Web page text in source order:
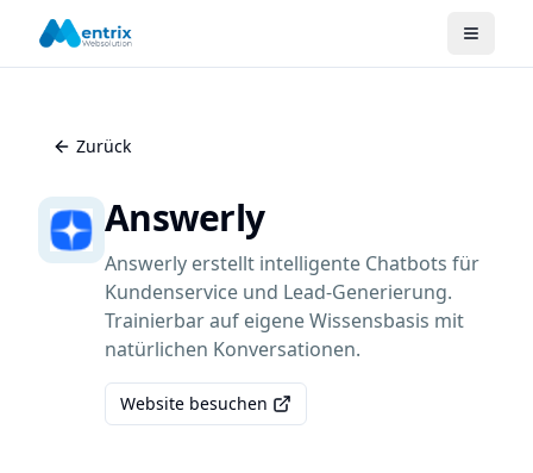
Zurück
Answerly
Answerly erstellt intelligente Chatbots für
Kundenservice und Lead-Generierung.
Trainierbar auf eigene Wissensbasis mit
natürlichen Konversationen.
Website besuchen